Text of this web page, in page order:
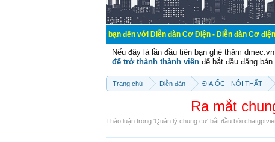
Chào mừng các bạn đến với Diễn đàn Cơ Điện - Diễn đàn Cơ điện là nơi
Nếu đây là lần đầu tiên bạn ghé thăm
để trở thành thành viên để bắt đầu đăng
Trang chủ Diễn đàn ĐỊA ỐC - NỘI THẤT
Ra mắt
Thảo luận trong 'Quản lý chung cư' bắt đầu bởi